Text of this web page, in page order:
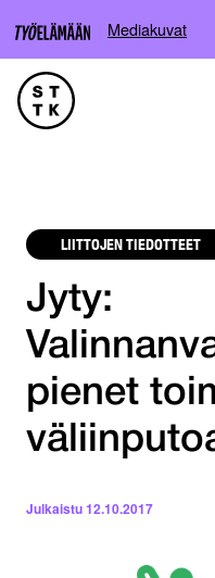
Mediakuvat
LIITTOJEN TIEDOTTEET
Jyty:
pienet
Julkaistu12.10.2017